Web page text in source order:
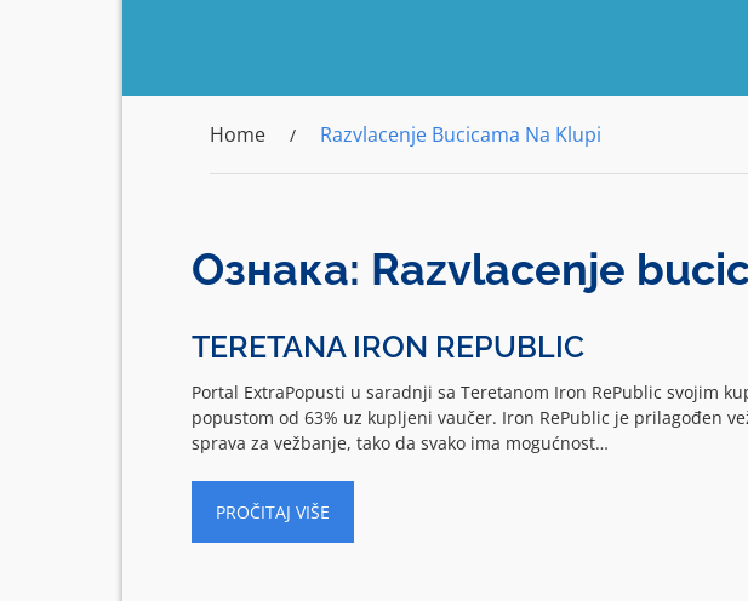
Home Razvlacenje Bucicama Na Klupi
Ознака: Razvlacenje
TERETANA IRON REPUBLIC
Portal ExtraPopusti u saradnji sa Teretanom Iron RePublic svojim
popustom od 63% uz kupljeni vaučer. Iron RePublic je prilagođen
sprava za vežbanje, tako da svako ima mogućnost…
PROČITAJ VIŠE